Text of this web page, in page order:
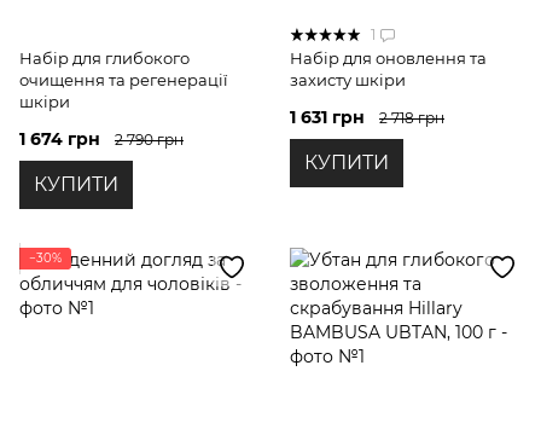
Набір для глибокого
очищення та регенерації
шкіри
1 674 грн 2 790 грн
КУПИТИ
1
Набір для оновлення та
захисту шкіри
1 631 грн 2 718 грн
КУПИТИ
−30%